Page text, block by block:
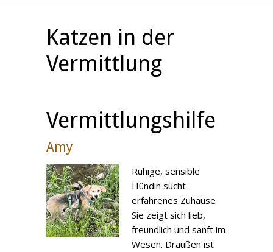
Katzen in der
Vermittlung
Vermittlungshilfe
Amy
Ruhige, sensible
Hündin sucht
erfahrenes Zuhause
Sie zeigt sich lieb,
freundlich und sanft im
Wesen. Draußen ist